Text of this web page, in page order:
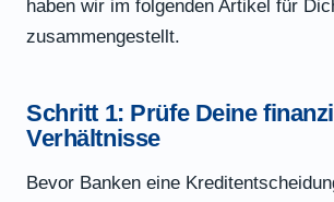
haben wir im folgenden Artikel für
zusammengestellt.
Schritt 1: Prüfe Deine
Verhältnisse
Bevor Banken eine